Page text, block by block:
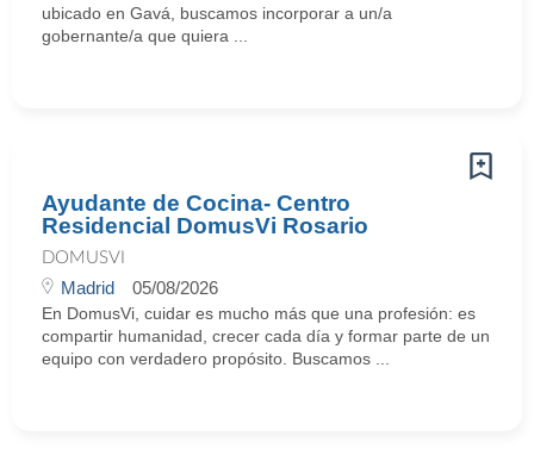
ubicado en Gavá, buscamos incorporar a un/a
gobernante/a que quiera ...
Ayudante de Cocina- Centro
Residencial DomusVi Rosario
DOMUSVI
Madrid 05/08/2026
En DomusVi, cuidar es mucho más que una profesión: es
compartir humanidad, crecer cada día y formar parte de un
equipo con verdadero propósito. Buscamos ...